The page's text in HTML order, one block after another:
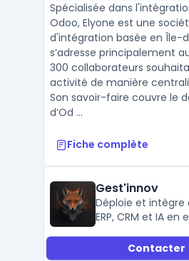
Spécialisée dans
Odoo, Elyone est une
d'intégration basée en Île-
s’adresse principalement
300 collaborateurs
activité de manière
Son savoir-faire couvre le
d’Od ...
Fiche complète
Gest'innov
Déploie et intègre
ERP, CRM et IA en
Contacter